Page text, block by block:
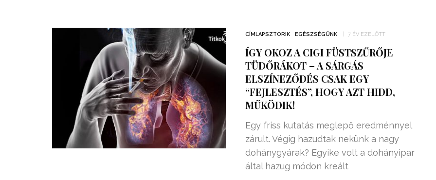
CÍMLAPSZTORIK EGÉSZSÉGÜNK 7 ÉV EZELŐTT
ÍGY OKOZ A CIGI FÜSTSZŰRŐJE
TÜDŐRÁKOT – A SÁRGÁS
ELSZÍNEZŐDÉS CSAK EGY
“FEJLESZTÉS”, HOGY AZT HIDD,
MŰKÖDIK!
Egy friss kutatás meglepő eredménnyel
zárult. Végig hazudtak nekünk a nagy
dohánygyárak? Egyike volt a dohányipar
által hazug módon kreált